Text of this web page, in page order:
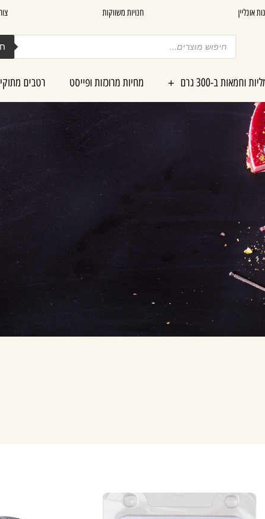
אונליין חנויות משווקות
Products
search
וחמאות ב-300 גרם מחיות מרוכזות ופייסט רטבים